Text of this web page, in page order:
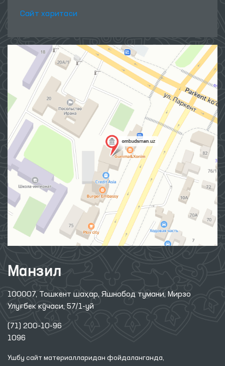
Сайт харитаси
Манзил
100007, Тошкент шаҳар, Яшнобод тумани, Мирзо
Улуғбек кўчаси, 57/1-уй
(71) 200-10-96
1096
Ушбу сайт материалларидан фойдаланганда,